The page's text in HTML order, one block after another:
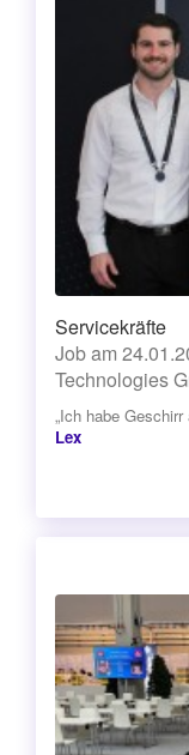
Servicekräfte
Job am
Technologies
„Ich habe
Lex